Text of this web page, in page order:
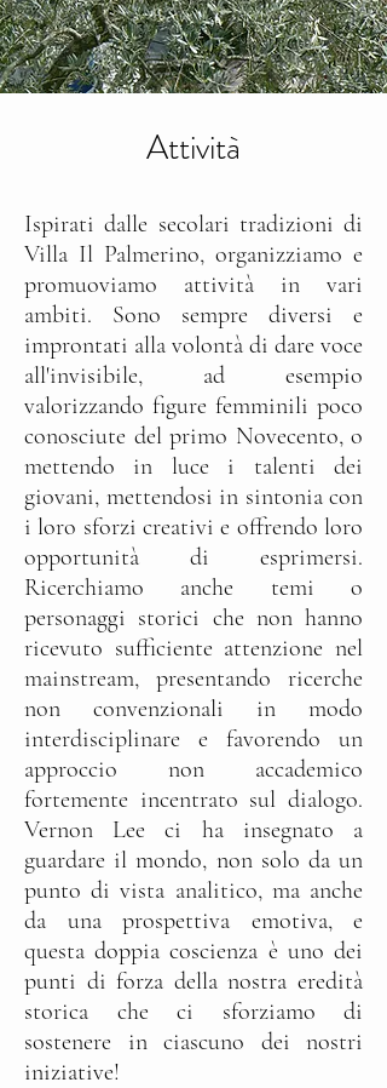
Attività
Ispirati dalle secolari tradizioni di
Villa Il Palmerino, organizziamo e
promuoviamo attività in vari
ambiti. Sono sempre diversi e
improntati alla volontà di dare voce
all'invisibile, ad esempio
valorizzando figure femminili poco
conosciute del primo Novecento, o
mettendo in luce i talenti dei
giovani, mettendosi in sintonia con
i loro sforzi creativi e offrendo loro
opportunità di esprimersi.
Ricerchiamo anche temi o
personaggi storici che non hanno
ricevuto sufficiente attenzione nel
mainstream, presentando ricerche
non convenzionali in modo
interdisciplinare e favorendo un
approccio non accademico
fortemente incentrato sul dialogo.
Vernon Lee ci ha insegnato a
guardare il mondo, non solo da un
punto di vista analitico, ma anche
da una prospettiva emotiva, e
questa doppia coscienza è uno dei
punti di forza della nostra eredità
storica che ci sforziamo di
sostenere in ciascuno dei nostri
iniziative!